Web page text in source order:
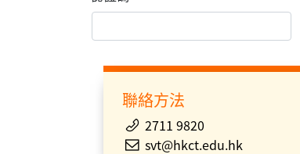
聯絡方法
2711 9820
svt@hkct.edu.hk